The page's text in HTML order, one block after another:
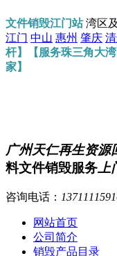
文件销毁江门站湾区
江门 中山 惠州 肇庆
杆】【服务珠三角大
家】
广州天仁再生资源
料文件销毁服务
咨询电话：
网站首页
公司简介
销毁产品目录